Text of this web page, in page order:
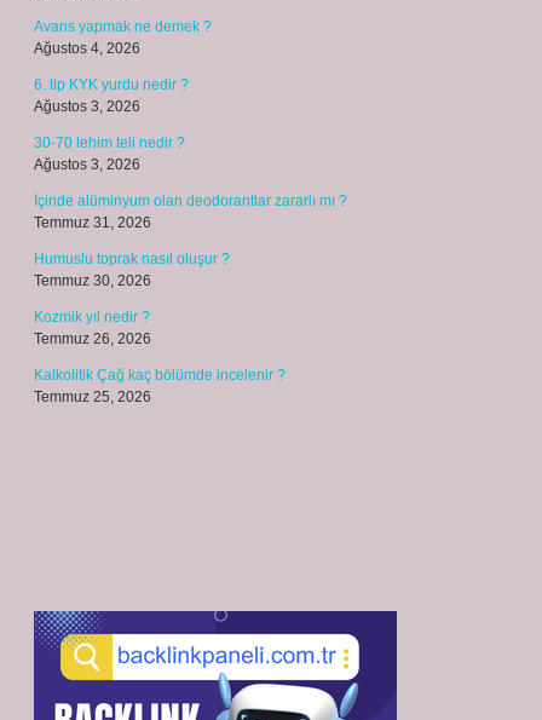
Avans yapmak ne demek ?
Ağustos 4, 2026
6. tip KYK yurdu nedir ?
Ağustos 3, 2026
30-70 lehim teli nedir ?
Ağustos 3, 2026
İçinde alüminyum olan deodorantlar zararlı mı ?
Temmuz 31, 2026
Humuslu toprak nasıl oluşur ?
Temmuz 30, 2026
Kozmik yıl nedir ?
Temmuz 26, 2026
Kalkolitik Çağ kaç bölümde incelenir ?
Temmuz 25, 2026